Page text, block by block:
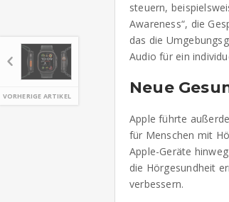
VORHERIGE ARTIKEL
steuern,
Awareness“, die
das die
Audio für ein
Neue
Apple führte
für Menschen mit
Apple-Geräte
die Hörgesundheit
verbessern.